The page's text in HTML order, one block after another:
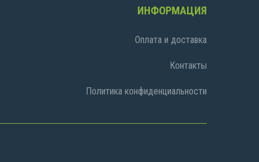
ИНФОРМАЦИЯ
Оплата и доставка
Контакты
Политика конфиденциальности